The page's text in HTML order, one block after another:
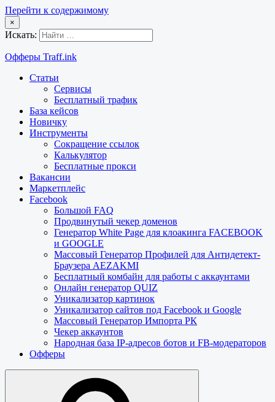
Перейти к содержимому
×
Искать:
Офферы Traff.ink
Статьи
Сервисы
Бесплатный трафик
База кейсов
Новичку
Инструменты
Сокращение ссылок
Калькулятор
Бесплатные прокси
Вакансии
Маркетплейс
Facebook
Большой FAQ
Продвинутый чекер доменов
Генератор White Page для клоакинга FACEBOOK
и GOOGLE
Массовый Генератор Профилей для Антидетект-
Браузера AEZAKMI
Бесплатный комбайн для работы с аккаунтами
Онлайн генератор QUIZ
Уникализатор картинок
Уникализатор сайтов под Facebook и Google
Массовый Генератор Импорта РК
Чекер аккаунтов
Народная база IP-адресов ботов и FB-модераторов
Офферы